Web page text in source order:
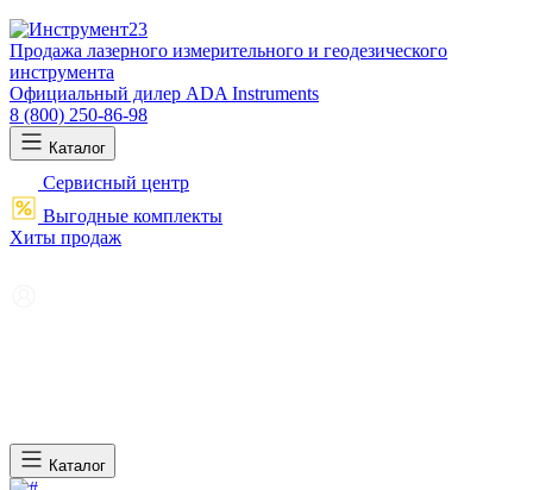
Продажа лазерного измерительного и геодезического
инструмента
Официальный дилер ADA Instruments
8 (800) 250-86-98
Каталог
Сервисный центр
Выгодные комплекты
Хиты продаж
Каталог